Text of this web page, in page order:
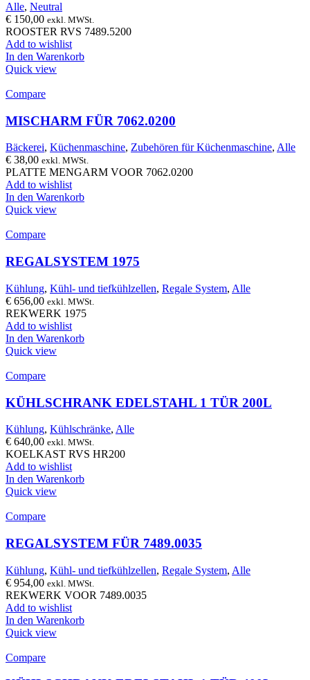
Alle, Neutral
€ 150,00 exkl. MWSt.
ROOSTER RVS 7489.5200
Add to wishlist
In den Warenkorb
Quick view
Compare
MISCHARM FÜR 7062.0200
Bäckerei, Küchenmaschine, Zubehören für Küchenmaschine, Alle
€ 38,00 exkl. MWSt.
PLATTE MENGARM VOOR 7062.0200
Add to wishlist
In den Warenkorb
Quick view
Compare
REGALSYSTEM 1975
Kühlung, Kühl- und tiefkühlzellen, Regale System, Alle
€ 656,00 exkl. MWSt.
REKWERK 1975
Add to wishlist
In den Warenkorb
Quick view
Compare
KÜHLSCHRANK EDELSTAHL 1 TÜR 200L
Kühlung, Kühlschränke, Alle
€ 640,00 exkl. MWSt.
KOELKAST RVS HR200
Add to wishlist
In den Warenkorb
Quick view
Compare
REGALSYSTEM FÜR 7489.0035
Kühlung, Kühl- und tiefkühlzellen, Regale System, Alle
€ 954,00 exkl. MWSt.
REKWERK VOOR 7489.0035
Add to wishlist
In den Warenkorb
Quick view
Compare